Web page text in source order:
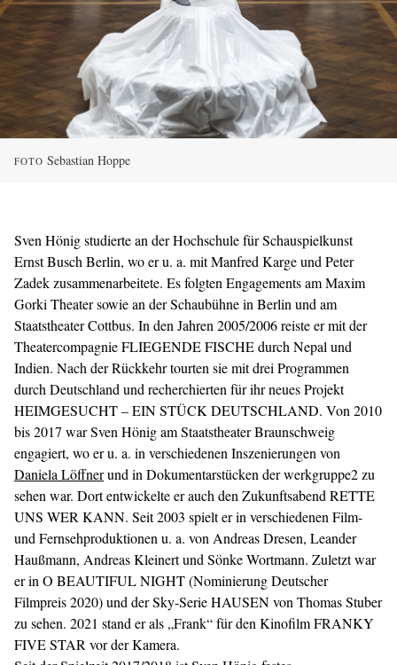
FOTO Sebastian Hoppe
Sven Hönig studierte an der Hochschule für Schauspielkunst
Ernst Busch Berlin, wo er u. a. mit Manfred Karge und Peter
Zadek zusammenarbeitete. Es folgten Engagements am Maxim
Gorki Theater sowie an der Schaubühne in Berlin und am
Staatstheater Cottbus. In den Jahren 2005/2006 reiste er mit der
Theatercompagnie FLIEGENDE FISCHE durch Nepal und
Indien. Nach der Rückkehr tourten sie mit drei Programmen
durch Deutschland und recherchierten für ihr neues Projekt
HEIMGESUCHT – EIN STÜCK DEUTSCHLAND. Von 2010
bis 2017 war Sven Hönig am Staatstheater Braunschweig
engagiert, wo er u. a. in verschiedenen Inszenierungen von
Daniela Löffnerund in Dokumentarstücken der werkgruppe2 zu
sehen war. Dort entwickelte er auch den Zukunftsabend RETTE
UNS WER KANN. Seit 2003 spielt er in verschiedenen Film-
und Fernsehproduktionen u. a. von Andreas Dresen, Leander
Haußmann, Andreas Kleinert und Sönke Wortmann. Zuletzt war
er in O BEAUTIFUL NIGHT (Nominierung Deutscher
Filmpreis 2020) und der Sky-Serie HAUSEN von Thomas Stuber
zu sehen. 2021 stand er als „Frank“ für den Kinofilm FRANKY
FIVE STAR vor der Kamera.